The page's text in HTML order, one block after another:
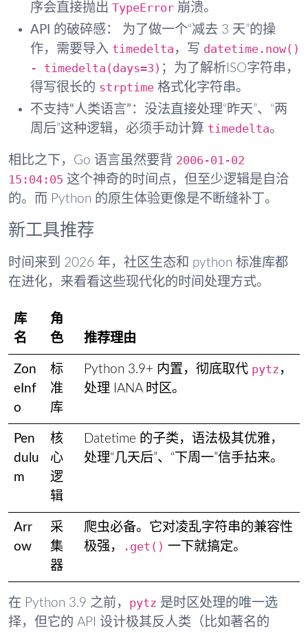
序会直接抛出 TypeError 崩溃。
API 的破碎感：
为了做一个“减去 3 天”的操
作，需要导入 timedelta ，写 datetime.now()
- timedelta(days=3) ；为了解析ISO字符串，
得写很长的 strptime 格式化字符串。
不支持“人类语言” ：没法直接处理“昨天”、“两
周后”这种逻辑，必须手动计算 timedelta。
相比之下，Go 语言虽然要背 2006-01-02
15:04:05 这个神奇的时间点，但至少逻辑是自洽
的。而 Python 的原生体验更像是不断缝补丁。
新工具推荐
时间来到 2026 年，社区生态和 python 标准库都
在进化，来看看这些现代化的时间处理方式。
库
名
角
色
推荐理由
Zon
eInf
o
标
准
库
Python 3.9+ 内置，彻底取代 pytz ，
处理 IANA 时区。
Pen
dulu
m
核
心
逻
辑
Datetime 的子类，语法极其优雅，
处理“几天后”、“下周一”信手拈来。
Arr
ow
采
集
器
爬虫必备。它对凌乱字符串的兼容性
极强，
.get() 一下就搞定。
在 Python 3.9 之前， pytz 是时区处理的唯一选
择，但它的 API 设计极其反人类（比如著名的